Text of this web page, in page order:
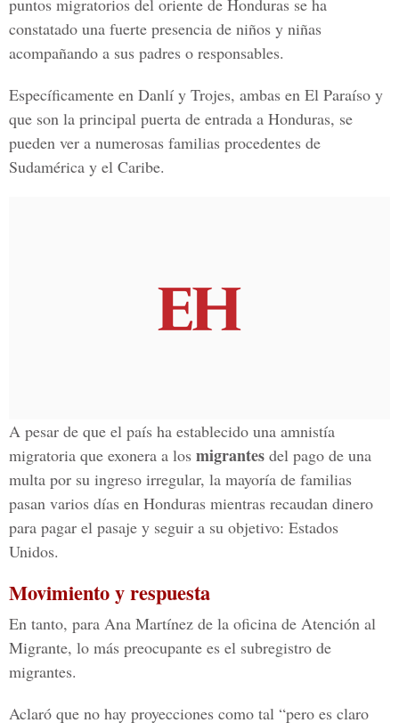
puntos migratorios del oriente de Honduras se ha
constatado una fuerte presencia de niños y niñas
acompañando a sus padres o responsables.
Específicamente en Danlí y Trojes, ambas en El Paraíso y
que son la principal puerta de entrada a Honduras, se
pueden ver a numerosas familias procedentes de
Sudamérica y el Caribe.
A pesar de que el país ha establecido una amnistía
migratoria que exonera a los migrantes del pago de una
multa por su ingreso irregular, la mayoría de familias
pasan varios días en Honduras mientras recaudan dinero
para pagar el pasaje y seguir a su objetivo: Estados
Unidos.
Movimiento y respuesta
En tanto, para Ana Martínez de la oficina de Atención al
Migrante, lo más preocupante es el subregistro de
migrantes.
Aclaró que no hay proyecciones como tal “pero es claro